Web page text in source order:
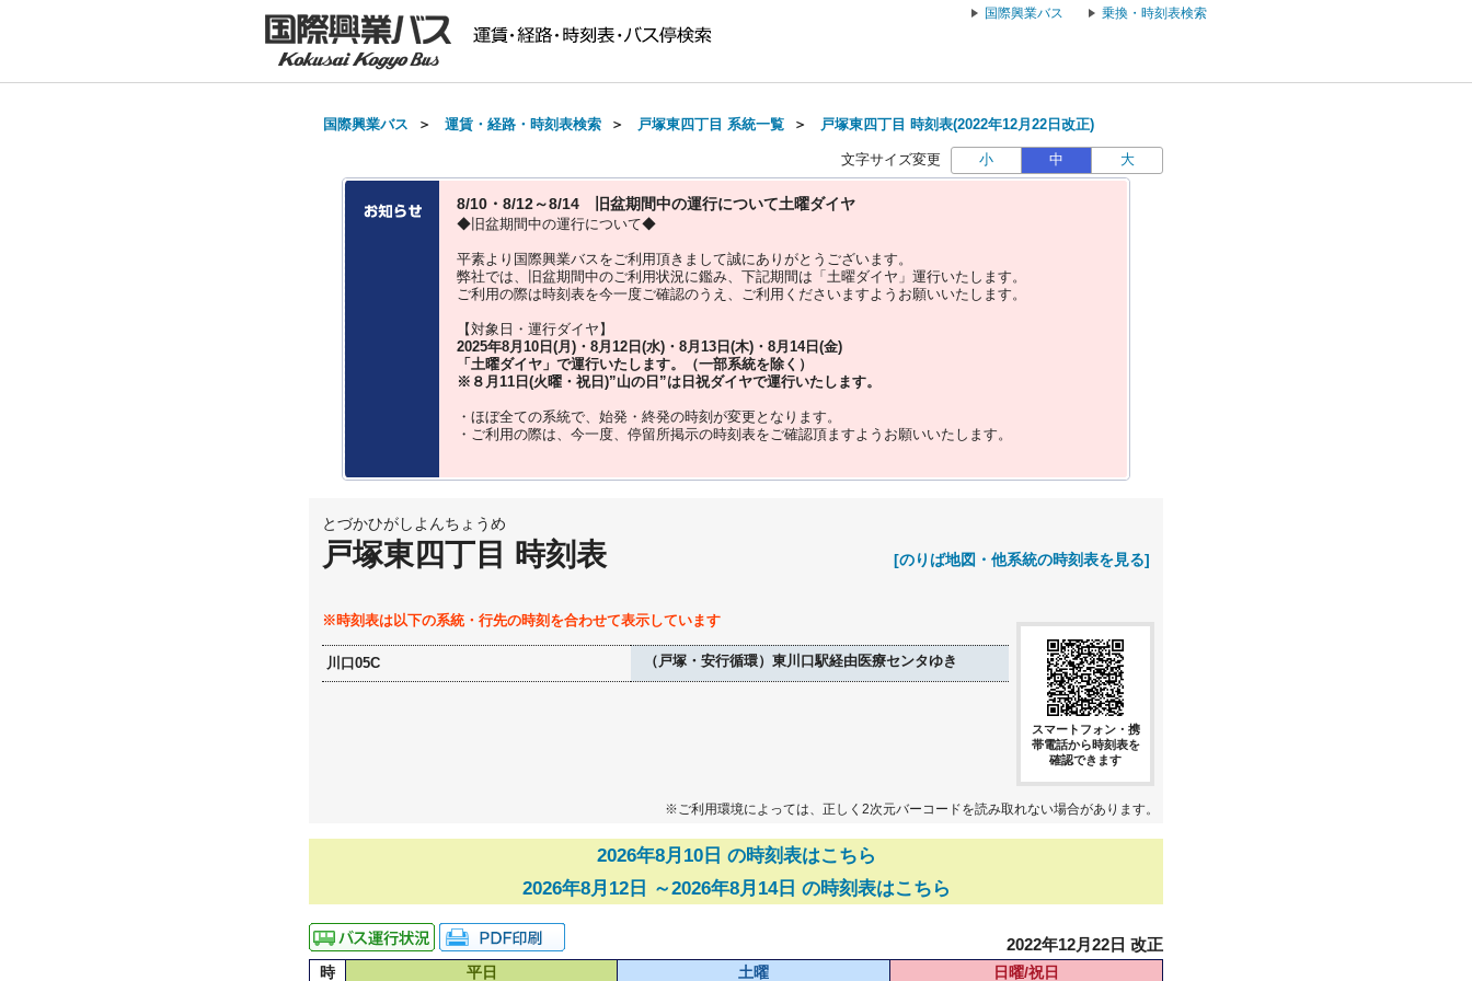
国際興業バス 乗換・時刻表検索
国際興業バス ＞ 運賃・経路・時刻表検索 ＞ 戸塚東四丁目 系統一覧 ＞ 戸塚東四丁目 時刻表(2022年12月22日改正)
文字サイズ変更 小 中 大
8/10・8/12～8/14 旧盆期間中の運行について土曜ダイヤ
◆旧盆期間中の運行について◆
平素より国際興業バスをご利用頂きまして誠にありがとうございます。
弊社では、旧盆期間中のご利用状況に鑑み、下記期間は「土曜ダイヤ」運行いたします。
ご利用の際は時刻表を今一度ご確認のうえ、ご利用くださいますようお願いいたします。
【対象日・運行ダイヤ】
2025年8月10日(月)・8月12日(水)・8月13日(木)・8月14日(金)
「土曜ダイヤ」 で運行いたします。（一部系統を除く）
※８月11日(火曜・祝日)”山の日 ”は 日祝ダイヤで運行いたします。
・ほぼ全ての系統で、始発・終発の時刻が変更となります。
・ご利用の際は、今一度、 停留所掲示の時刻表をご確認頂ますようお願いいたします。
とづかひがしよんちょうめ
戸塚東四丁目 時刻表 [のりば地図・他系統の時刻表を見る]
※時刻表は以下の系統・行先の時刻を合わせて表示しています
川口05C （戸塚・安行循環）東川口駅経由医療センタゆき
スマートフォン・携
帯電話から時刻表を
確認できます
※ご利用環境によっては、正しく2次元バーコードを読み取れない場合があります。
2026年8月10日 の時刻表はこちら
2026年8月12日 ～2026年8月14日 の時刻表はこちら
2022年12月22日 改正
時 平日 土曜 日曜/祝日